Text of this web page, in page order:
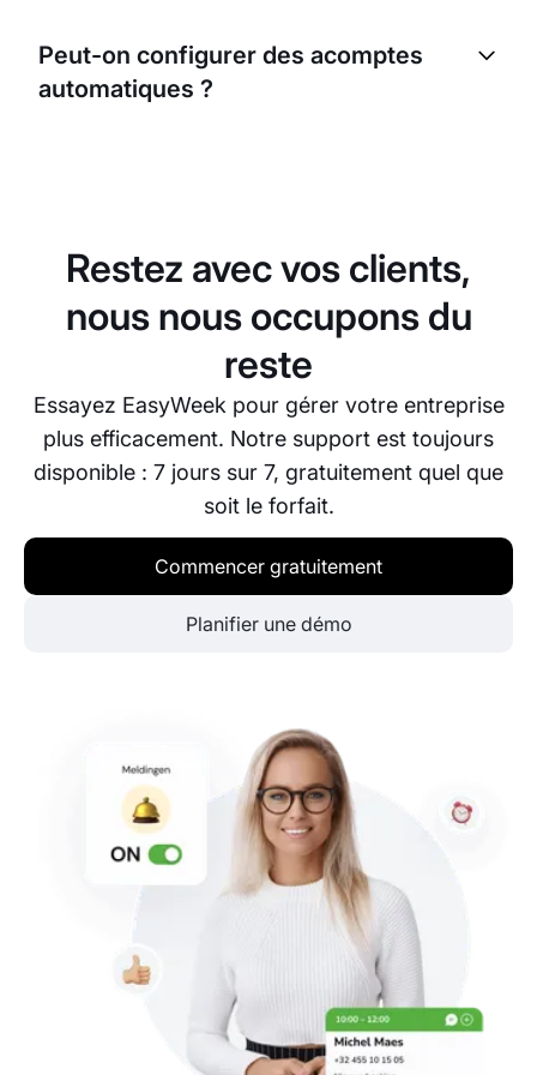
clients, montants des ventes, primes calculées et
montant total à payer. Les rapports peuvent être
Peut-on configurer des acomptes
automatiques ?
Restez avec vos clients,
nous nous occupons du
reste
Essayez EasyWeek pour gérer votre entreprise
plus efficacement. Notre support est toujours
disponible : 7 jours sur 7, gratuitement quel que
soit le forfait.
Commencer gratuitement
Planifier une démo